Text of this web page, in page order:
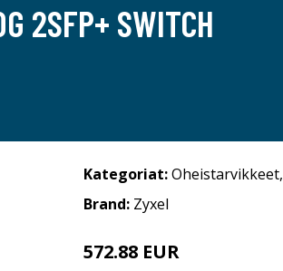
2SFP+ SWITCH
Kategoriat:Oheistarvikkeet,
Brand: Zyxel
572.88 EUR